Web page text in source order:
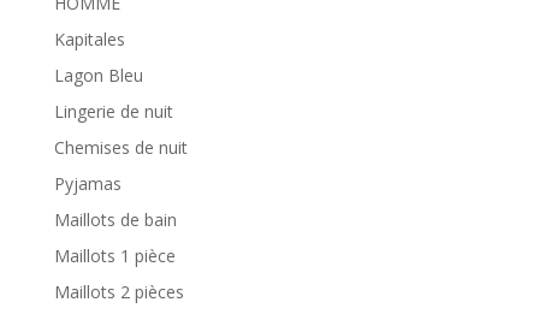
Kapitales
Lagon Bleu
Lingerie de nuit
Chemises de nuit
Pyjamas
Maillots de bain
Maillots 1 pièce
Maillots 2 pièces